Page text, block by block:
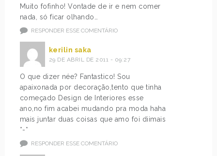
Muito fofinho! Vontade de ir e nem comer
nada, só ficar olhando…
RESPONDER ESSE COMENTÁRIO
kerilin saka
29 DE ABRIL DE 2011 - 09:27
O que dizer née? Fantastico! Sou
apaixonada por decoração,tento que tinha
começado Design de Interiores esse
ano,no fim acabei mudando pra moda haha
mais juntar duas coisas que amo foi diimais
*-*
RESPONDER ESSE COMENTÁRIO